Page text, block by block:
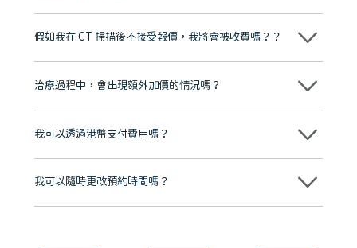
維港口腔踐行「醫道濟世」的大學校訓，各分院匯聚來自香港、內地的
牌」、「2025香港企業領袖品牌」，是諾貝爾種植系統全球放心植牙中
至今已服務超過三十個國家和地區的顧客，受到粵港澳大灣區及周邊城
市市民極高的口碑評價及信任推薦 珠海、深圳設有八大分院，香港亦設
有咨詢及服務保障中心，有任何問題都可以隨時預約免費咨詢，讓人十
假如我在 CT 掃描後不接受報價，我將會被收費嗎？？
不會！只要未開始實際服務之前，你不會被收取任何費用。
治療過程中，會出現額外加價的情況嗎？
不會，治療前我們會詳細說明治療方案及對應的價錢，顧客同意並簽字
我可以透過港幣支付費用嗎？
可以。維港口腔會按照當日匯率轉算收取費用，而匯率會及時告知客人
我可以隨時更改預約時間嗎？
可以，請盡早通過wechat或whatsapp聯絡我們，告知我們你原本預約